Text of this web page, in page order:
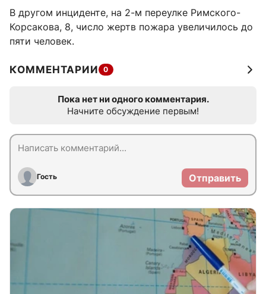
В другом инциденте, на 2-м переулке Римского-
Корсакова, 8, число жертв пожара увеличилось до
пяти человек.
КОММЕНТАРИИ 0
Пока нет ни одного комментария.
Начните обсуждение первым!
Гость Отправить